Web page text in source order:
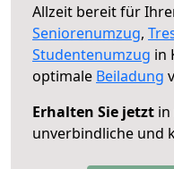
Allzeit bereit für
Seniorenumzug,
Studentenumzug in
optimale Beiladung
Erhalten Sie jetzt
unverbindliche und